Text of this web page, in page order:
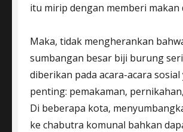
itu mirip dengan memberi makan
Maka, tidak mengherankan
sumbangan besar biji burung
diberikan pada acara-acara sosial
penting: pemakaman,
Di beberapa kota,
ke chabutra komunal bahkan